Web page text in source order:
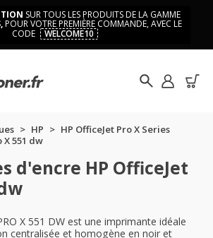
SUR TOUS LES PRODUITS DE LA GAMME
POUR VOTRE PREMIÈRE COMMANDE, AVEC LE
CODE
WELCOME10
HP
HP OfficeJet Pro X Series
X 551 dw
d'encre HP OfficeJet
X 551 DW est une imprimante idéale
centralisée et homogène en noir et